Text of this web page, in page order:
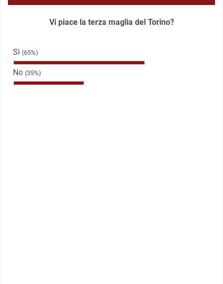
Vi piace la terza maglia del Torino?
Sì (65%)
No (35%)